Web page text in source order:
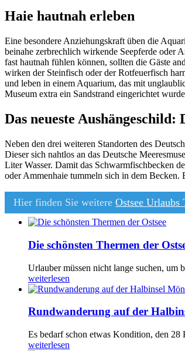
Haie hautnah erleben
Eine besondere Anziehungskraft üben die
beinahe zerbrechlich wirkende Seepferde oder
fast hautnah fühlen können, sollten die Gäste
wirken der Steinfisch oder der Rotfeuerfisch
und leben in einem Aquarium, das mit
Museum extra ein Sandstrand eingerichtet
Das neueste Aushängeschild:
Neben den drei weiteren Standorten des
Dieser sich nahtlos an das Deutsche
Liter Wasser. Damit das Schwarmfischbecken
oder Ammenhaie tummeln sich in dem
Hier finden Sie weitere Ostsee Urlaubs
Die schönsten Thermen der
Urlauber müssen nicht lange suchen, um
weiterlesen
Rundwanderung auf der
Es bedarf schon etwas Kondition, den
weiterlesen